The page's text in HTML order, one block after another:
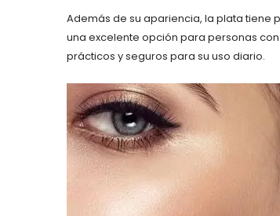
Además de su apariencia, la plata tiene
una excelente opción para personas
prácticos y seguros para su uso diario.